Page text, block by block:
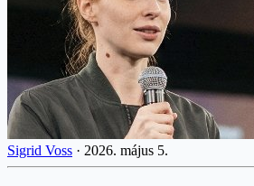
Sigrid Voss · 2026. május 5.